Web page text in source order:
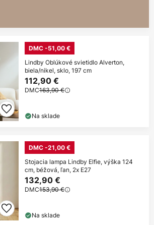
DMC -51,00 €
Lindby Oblúkové svietidlo Alverton,
biela/nikel, sklo, 197 cm
112,90 €
DMC163,90 €
Na sklade
DMC -21,00 €
Stojacia lampa Lindby Elfie, výška 124
cm, béžová, ľan, 2x E27
132,90 €
DMC153,90 €
Na sklade